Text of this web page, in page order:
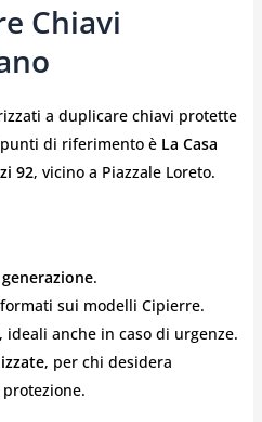
Chiavi
a duplicare chiavi protette
di riferimento è La Casa
92, vicino a Piazzale Loreto.
.
sui modelli Cipierre.
, ideali anche in caso di urgenze.
, per chi desidera